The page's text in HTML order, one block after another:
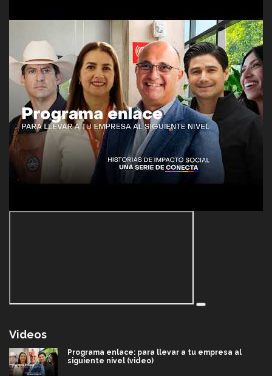
Videos
Programa enlace: para llevar a tu empresa al
siguiente nivel (video)